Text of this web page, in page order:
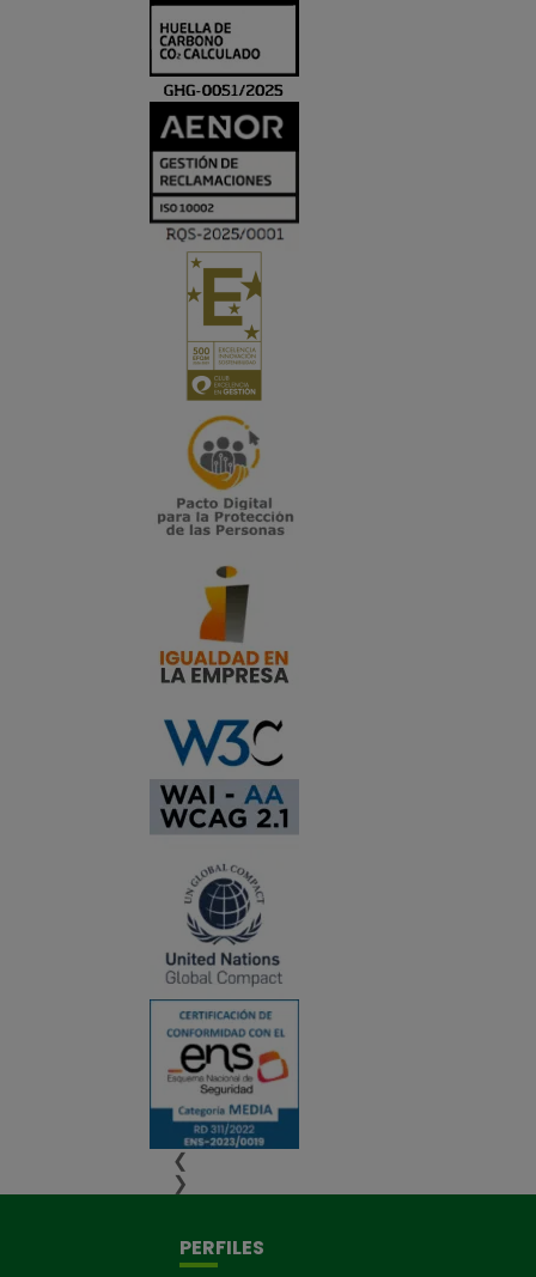
❮
❯
PERFILES